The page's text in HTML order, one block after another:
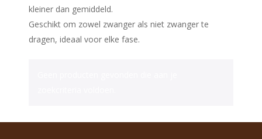
kleiner dan gemiddeld.
Geschikt om zowel zwanger als niet zwanger te
dragen, ideaal voor elke fase.